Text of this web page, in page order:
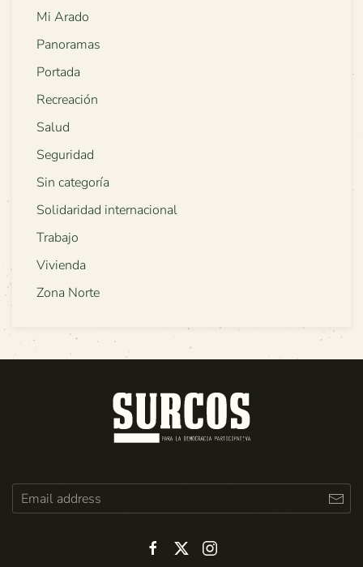
Mi Arado
Panoramas
Portada
Recreación
Salud
Seguridad
Sin categoría
Solidaridad internacional
Trabajo
Vivienda
Zona Norte